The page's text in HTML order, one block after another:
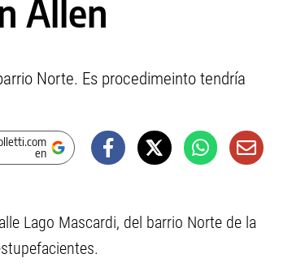
Allen
Norte. Es procedimeinto tendría
en
Lago Mascardi, del barrio Norte de la